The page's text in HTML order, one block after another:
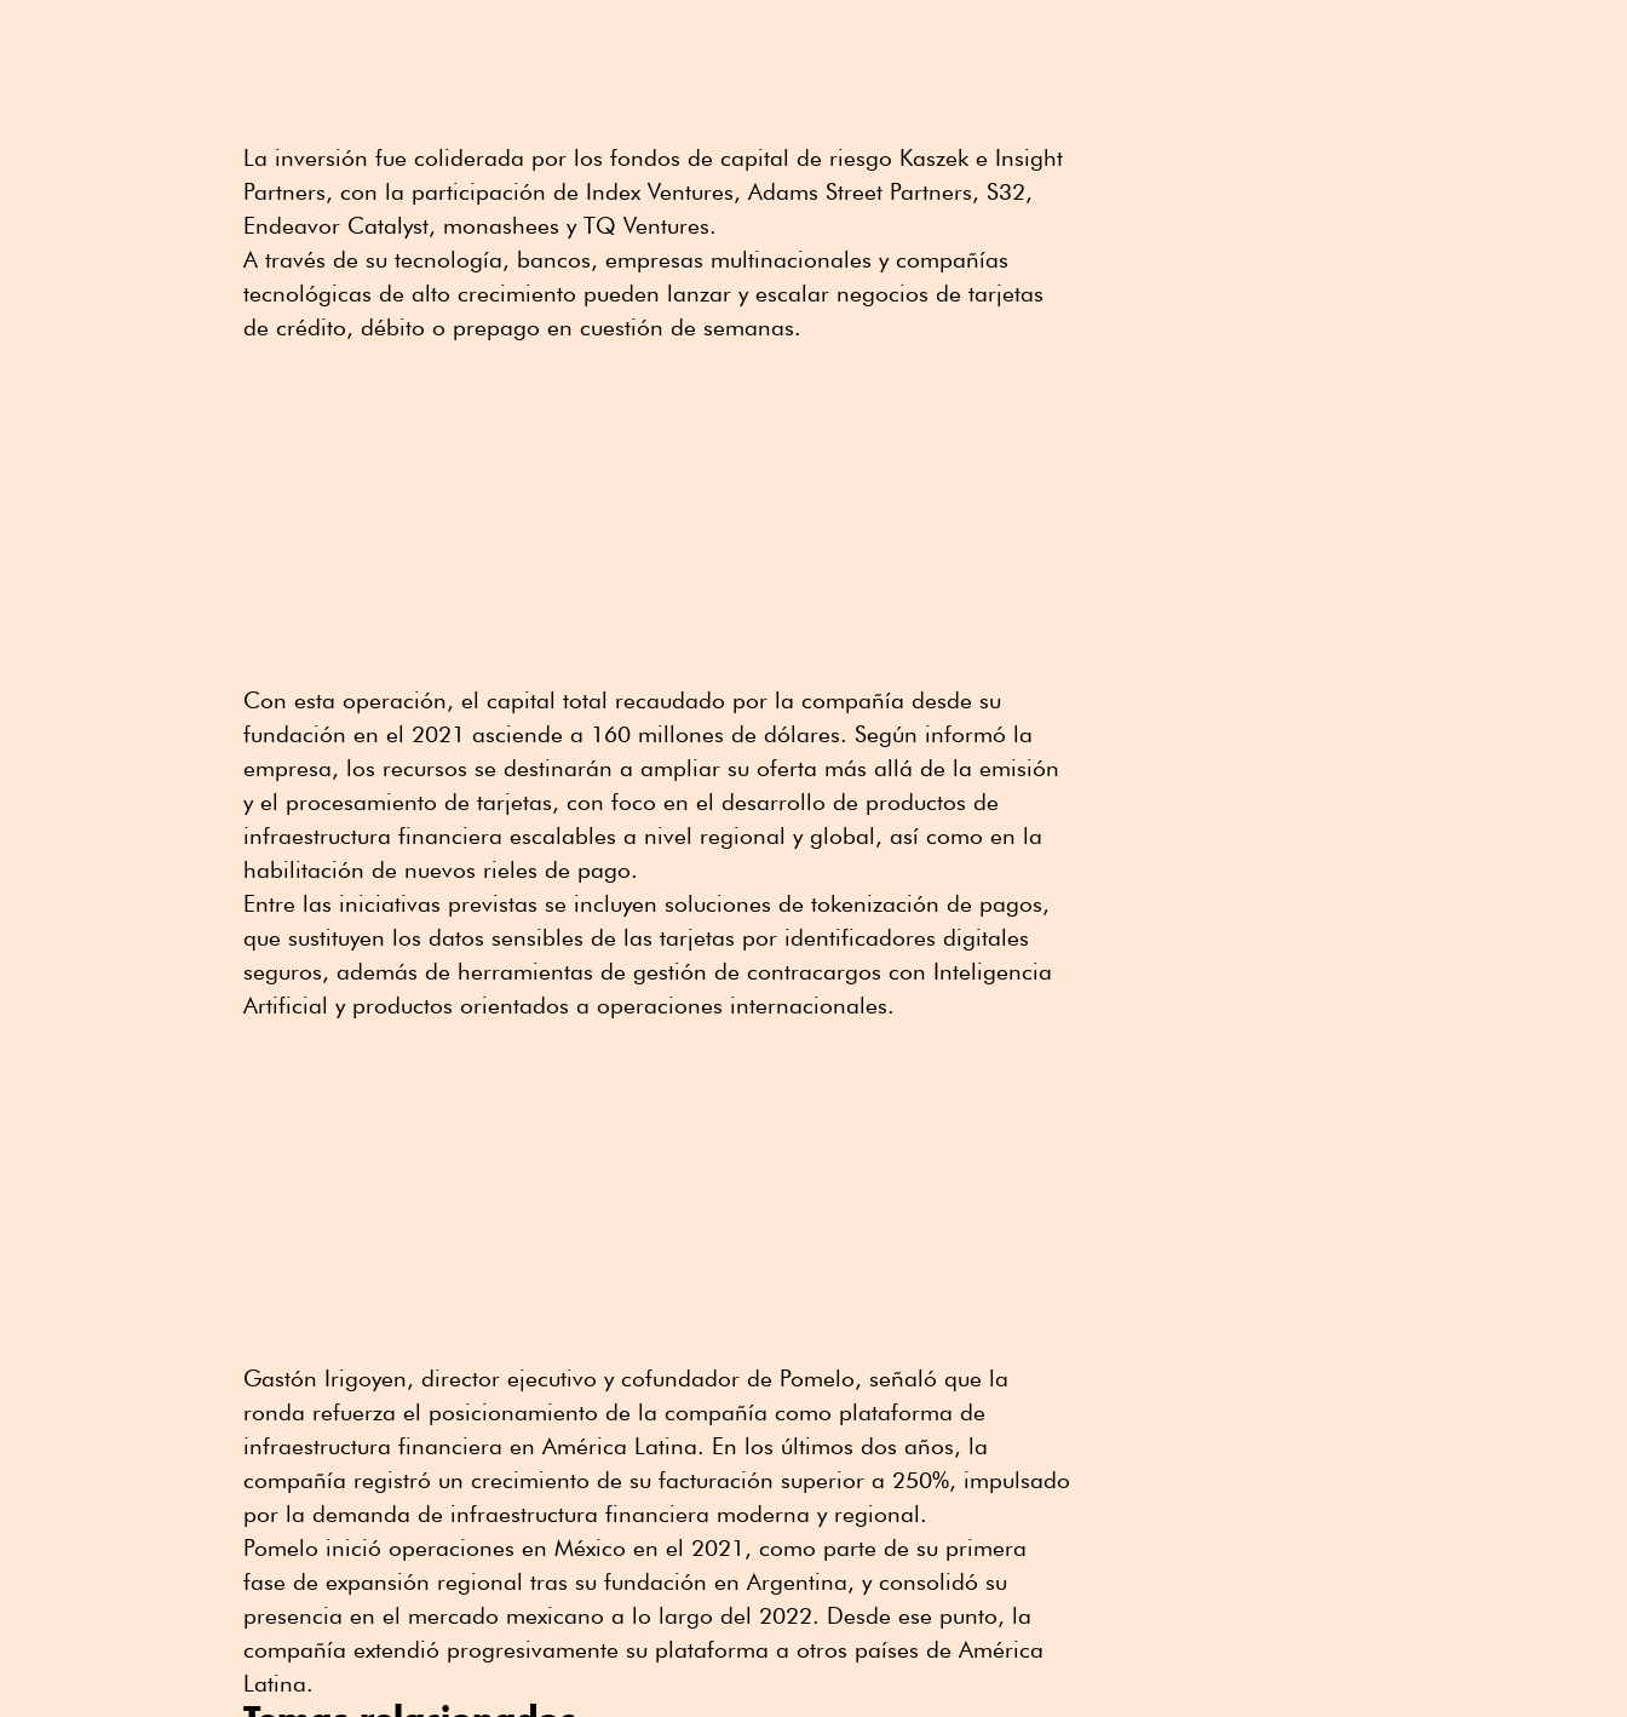
La inversión fue coliderada por los fondos de capital de riesgo Kaszek e Insight
Partners, con la participación de Index Ventures, Adams Street Partners, S32,
Endeavor Catalyst, monashees y TQ Ventures.
A través de su tecnología, bancos, empresas multinacionales y compañías
tecnológicas de alto crecimiento pueden lanzar y escalar negocios de tarjetas
de crédito, débito o prepago en cuestión de semanas.
Con esta operación, el capital total recaudado por la compañía desde su
fundación en el 2021 asciende a 160 millones de dólares. Según informó la
empresa, los recursos se destinarán a ampliar su oferta más allá de la emisión
y el procesamiento de tarjetas, con foco en el desarrollo de productos de
infraestructura financiera escalables a nivel regional y global, así como en la
habilitación de nuevos rieles de pago.
Entre las iniciativas previstas se incluyen soluciones de tokenización de pagos,
que sustituyen los datos sensibles de las tarjetas por identificadores digitales
seguros, además de herramientas de gestión de contracargos con Inteligencia
Artificial y productos orientados a operaciones internacionales.
Gastón Irigoyen, director ejecutivo y cofundador de Pomelo, señaló que la
ronda refuerza el posicionamiento de la compañía como plataforma de
infraestructura financiera en América Latina. En los últimos dos años, la
compañía registró un crecimiento de su facturación superior a 250%, impulsado
por la demanda de infraestructura financiera moderna y regional.
Pomelo inició operaciones en México en el 2021, como parte de su primera
fase de expansión regional tras su fundación en Argentina, y consolidó su
presencia en el mercado mexicano a lo largo del 2022. Desde ese punto, la
compañía extendió progresivamente su plataforma a otros países de América
Latina.